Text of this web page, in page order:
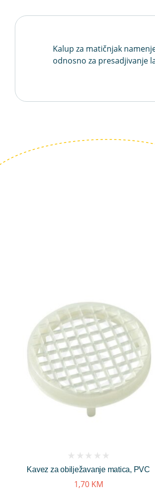
Kalup za matičnjak
odnosno za presadjivanje
Kavez za obilježavanje matica, PVC
reviews)
1,70 KM